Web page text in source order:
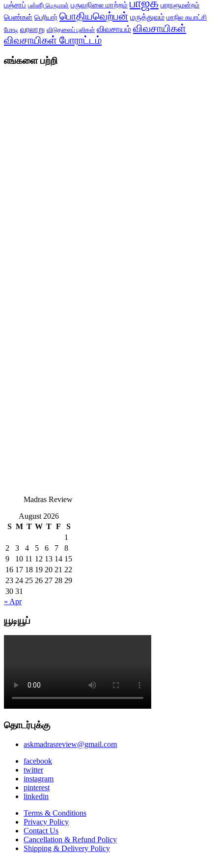
பஞ்சாப் பன்னீர் பெருமாள் பருவநிலை மாற்றம் பாஜக பாராளுமன்றம்
பெண்கள் பெரியார் பொதியவெற்பன் மருத்துவம் மாநில சுயாட்சி
மோடி வரலாறு விடுதலைப் புலிகள் விவசாயம் விவசாயிகள்
விவசாயிகள் போராட்டம்
எங்களை பற்றி
Madras Review
August 2026
S M T W T F
S
1
2
3 4 5 6 7
8
9
10 11 12 13 14 15
16 17 18 19 20 21 22
23 24 25 26 27 28 29
30 31
« Apr
யூடியூப்
தொடர்புக்கு
askmadrasreview@gmail.com
facebook
twitter
instagram
pinterest
linkedin
Terms & Conditions
Privacy Policy
Contact Us
Cancellation & Refund Policy
Shipping & Delivery Policy